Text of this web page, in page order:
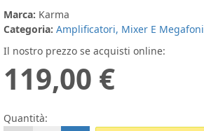
Marca: Karma
Categoria: Amplificatori, Mixer E Megafoni
Il nostro prezzo se acquisti online:
119,00 €
Quantità: